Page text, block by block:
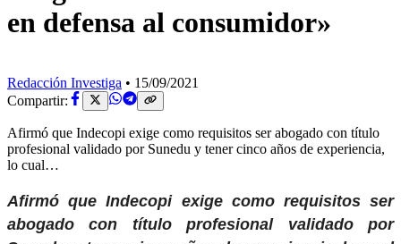
en defensa al consumidor»
Redacción Investiga • 15/09/2021
Compartir:
Afirmó que Indecopi exige como requisitos ser abogado con título
profesional validado por Sunedu y tener cinco años de experiencia,
lo cual…
Afirmó que Indecopi exige como requisitos ser
abogado con título profesional validado por